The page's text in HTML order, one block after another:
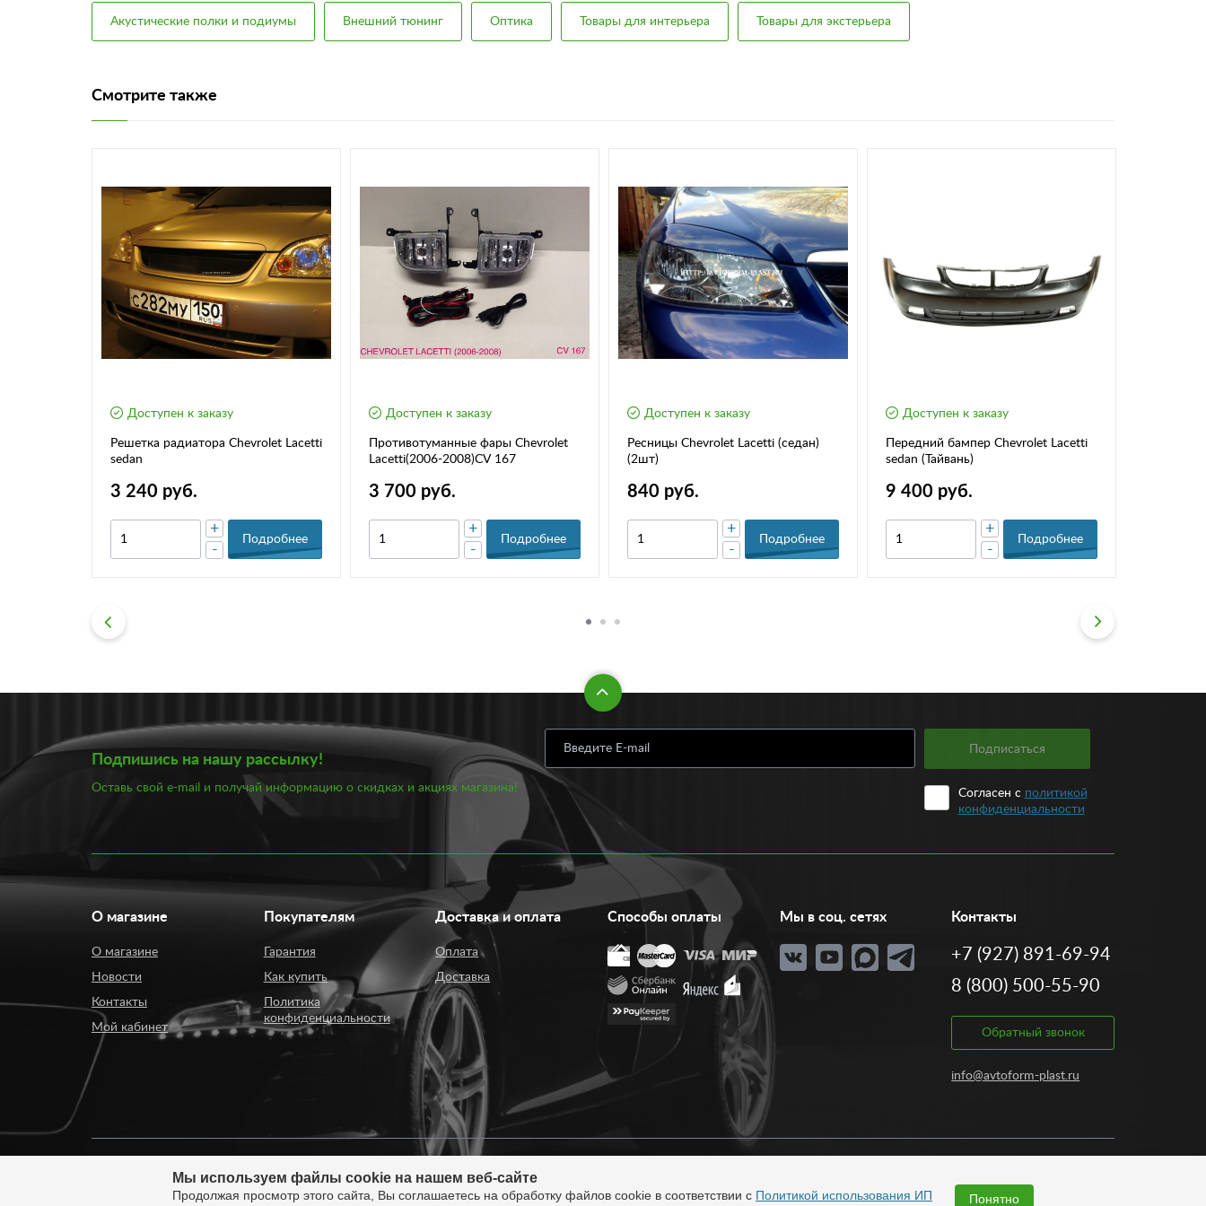
Акустические полки и подиумы Внешний тюнинг Оптика Товары для интерьера Товары для экстерьера
Смотрите также
Доступен к заказу
Решетка радиатора Chevrolet Lacetti
sedan
3 240 руб.
-
+
Подробнее
Доступен к заказу
Противотуманные фары Chevrolet
Lacetti(2006-2008)CV 167
3 700 руб.
-
+
Подробнее
Доступен к заказу
Ресницы Chevrolet Lacetti (седан)
(2шт)
840 руб.
-
+
Подробнее
Доступен к заказу
Передний бампер Chevrolet Lacetti
sedan (Тайвань)
9 400 руб.
-
+
Подробнее
Подпишись на нашу рассылку!
Оставь свой e-mail и получай информацию о скидках и акциях магазина!
Подписаться
Согласен с политикой
конфиденциальности
О магазине
О магазине
Новости
Контакты
Мой кабинет
Покупателям
Гарантия
Как купить
Политика
конфиденциальности
Доставка и оплата
Оплата
Доставка
Способы оплаты Мы в соц. сетях Контакты
+7 (927) 891-69-94
8 (800) 500-55-90
Обратный звонок
info@avtoform-plast.ru
© 2008 - 2026. ИП Киселев Сергей Вячеславович. Интернет-магазин тюнинга.
Разработка:
Мы используем файлы cookie на нашем веб-сайте
Продолжая просмотр этого сайта, Вы соглашаетесь на обработку файлов cookie в соответствии с Политикой использования ИП
Понятно